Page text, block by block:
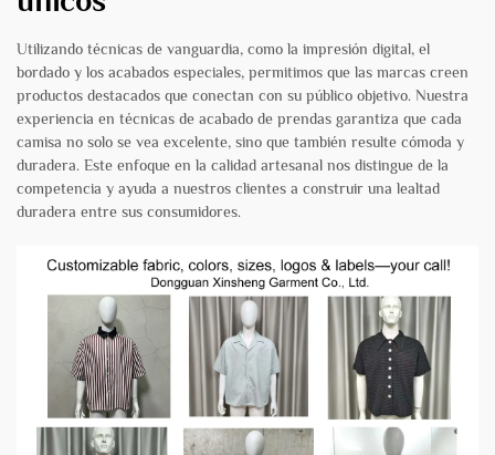
Utilizando técnicas de vanguardia, como la impresión digital, el
bordado y los acabados especiales, permitimos que las marcas creen
productos destacados que conectan con su público objetivo. Nuestra
experiencia en técnicas de acabado de prendas garantiza que cada
camisa no solo se vea excelente, sino que también resulte cómoda y
duradera. Este enfoque en la calidad artesanal nos distingue de la
competencia y ayuda a nuestros clientes a construir una lealtad
duradera entre sus consumidores.